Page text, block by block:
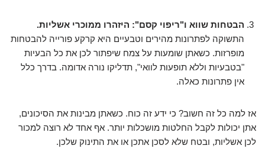
הבטחות שווא ו"ריפוי קסם": היזהרו ממוכרי אשליות.
התשוקה לפתרונות מהירים וטבעיים היא קרקע פורייה להבטחות
מופרזות. כשאתן שומעות על צמח שיפתור לכן את כל הבעיות
"בטבעיות וללא תופעות לוואי", תדליקו נורה אדומה. בדרך כלל
אין פתרונות כאלה.
אז למה כל זה חשוב? כי ידע זה כוח. כשאתן מבינות את הסיכונים,
אתן יכולות לקבל החלטות מושכלות יותר. אף אחד לא רוצה למכור
לכן אשליות, ובטח שלא לסכן אתכן או את התינוק שלכן.